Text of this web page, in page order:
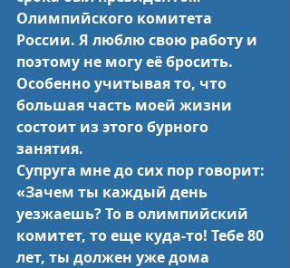
Олимпийского комитета
России. Я люблю свою работу и
поэтому не могу её бросить.
Особенно учитывая то, что
большая часть моей жизни
состоит из этого бурного
занятия.
Супруга мне до сих пор говорит:
«Зачем ты каждый день
уезжаешь? То в олимпийский
комитет, то еще куда-то! Тебе 80
лет, ты должен уже дома